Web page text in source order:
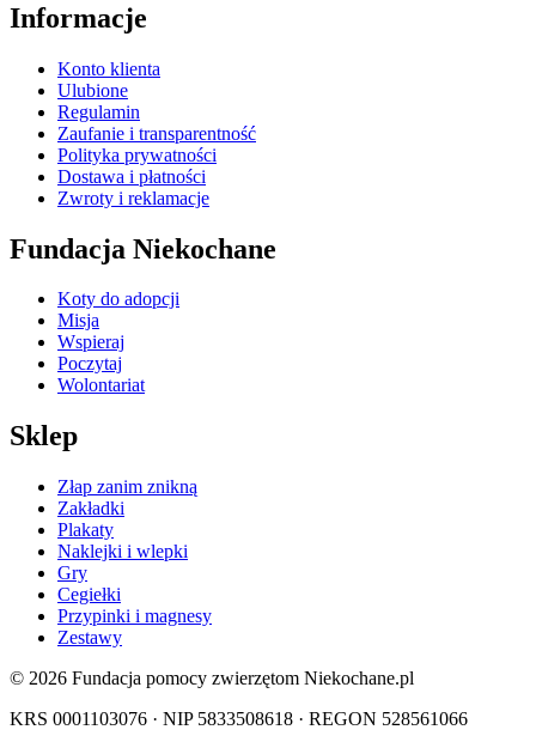
Informacje
Konto klienta
Ulubione
Regulamin
Zaufanie i transparentność
Polityka prywatności
Dostawa i płatności
Zwroty i reklamacje
Fundacja Niekochane
Koty do adopcji
Misja
Wspieraj
Poczytaj
Wolontariat
Sklep
Złap zanim znikną
Zakładki
Plakaty
Naklejki i wlepki
Gry
Cegiełki
Przypinki i magnesy
Zestawy
© 2026 Fundacja pomocy zwierzętom Niekochane.pl
KRS 0001103076 · NIP 5833508618 · REGON 528561066